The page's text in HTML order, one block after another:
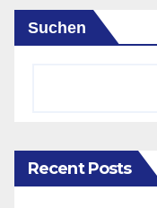
Suchen
Recent Posts